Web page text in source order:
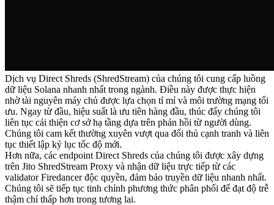
Dịch vụ Direct Shreds (ShredStream) của chúng tôi cung cấp luồng
dữ liệu Solana nhanh nhất trong ngành. Điều này được thực hiện
nhờ tài nguyên máy chủ được lựa chọn tỉ mỉ và môi trường mạng tối
ưu. Ngay từ đầu, hiệu suất là ưu tiên hàng đầu, thúc đẩy chúng tôi
liên tục cải thiện cơ sở hạ tầng dựa trên phản hồi từ người dùng.
Chúng tôi cam kết thường xuyên vượt qua đối thủ cạnh tranh và liên
tục thiết lập kỷ lục tốc độ mới.
Hơn nữa, các endpoint Direct Shreds của chúng tôi được xây dựng
trên Jito ShredStream Proxy và nhận dữ liệu trực tiếp từ các
validator Firedancer độc quyền, đảm bảo truyền dữ liệu nhanh nhất.
Chúng tôi sẽ tiếp tục tinh chỉnh phương thức phân phối để đạt độ trễ
thậm chí thấp hơn trong tương lai.